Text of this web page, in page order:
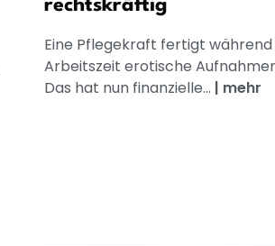
rechtskräftig
Eine Pflegekraft fertigt
Arbeitszeit erotische
Das hat nun finanzielle... | mehr